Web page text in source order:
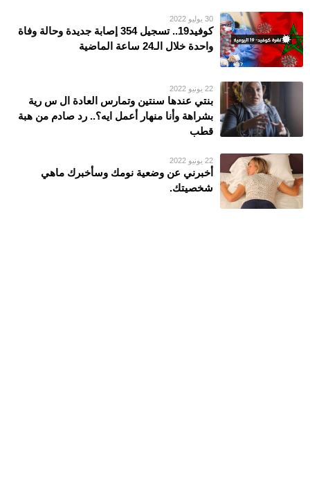
30 يوليو 2022
كوفيد19.. تسجيل 354 إصابة جديدة وحالة وفاة
واحدة خلال الـ24 ساعة الماضية
22 يونيو 2022
بنتي عندها سنتين وتمارس العادة ال س رية
بشراهة وأنا منهار أعمل ايه؟.. رد صادم من هبة
قطب
22 يونيو 2022
أخبرني عن وضعية نومك وسأخبرك ماهي
شخصيتك.